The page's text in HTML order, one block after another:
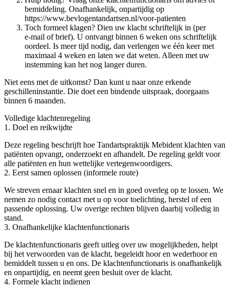
bemiddeling. Onafhankelijk, onpartijdig op
https://www.bevlogentandartsen.nl/voor-patienten
Toch formeel klagen? Dien uw klacht schriftelijk in (per
e‑mail of brief). U ontvangt binnen 6 weken ons schriftelijk
oordeel. Is meer tijd nodig, dan verlengen we één keer met
maximaal 4 weken en laten we dat weten. Alleen met uw
instemming kan het nog langer duren.
Niet eens met de uitkomst? Dan kunt u naar onze erkende
geschilleninstantie. Die doet een bindende uitspraak, doorgaans
binnen 6 maanden.
Volledige klachtenregeling
1. Doel en reikwijdte
Deze regeling beschrijft hoe Tandartspraktijk Mebident klachten van
patiënten opvangt, onderzoekt en afhandelt. De regeling geldt voor
alle patiënten en hun wettelijke vertegenwoordigers.
2. Eerst samen oplossen (informele route)
We streven ernaar klachten snel en in goed overleg op te lossen. We
nemen zo nodig contact met u op voor toelichting, herstel of een
passende oplossing. Uw overige rechten blijven daarbij volledig in
stand.
3. Onafhankelijke klachtenfunctionaris
De klachtenfunctionaris geeft uitleg over uw mogelijkheden, helpt
bij het verwoorden van de klacht, begeleidt hoor en wederhoor en
bemiddelt tussen u en ons. De klachtenfunctionaris is onafhankelijk
en onpartijdig, en neemt geen besluit over de klacht.
4. Formele klacht indienen